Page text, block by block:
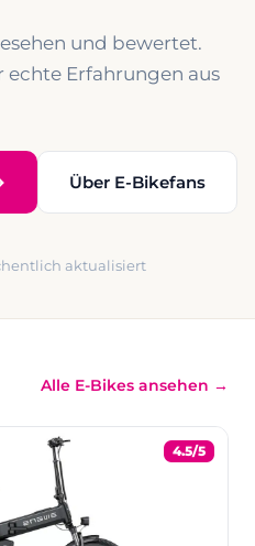
und bewertet.
echte Erfahrungen aus
Über E-Bikefans
aktualisiert
Alle E-Bikes ansehen →
4.5/5